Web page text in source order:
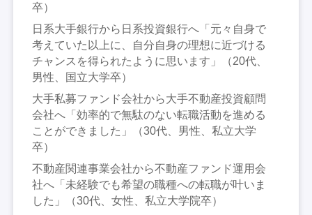
卒）
日系大手銀行から日系投資銀行へ「元々自身で
考えていた以上に、自分自身の理想に近づける
チャンスを得られたように思います」（20代、
男性、国立大学卒）
大手私募ファンド会社から大手不動産投資顧問
会社へ「効率的で無駄のない転職活動を進める
ことができました」（30代、男性、私立大学
卒）
不動産関連事業会社から不動産ファンド運用会
社へ「未経験でも希望の職種への転職が叶いま
した」（30代、女性、私立大学院卒）